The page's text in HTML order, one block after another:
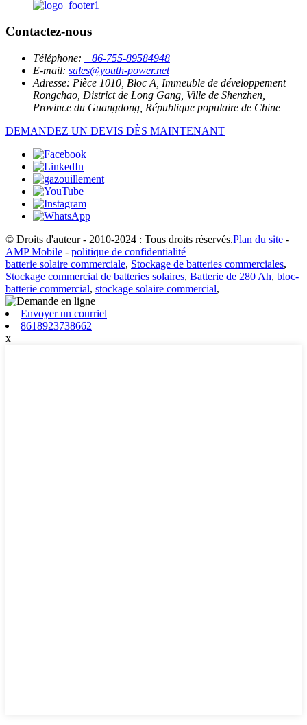
Contactez-nous
Téléphone: +86-755-89584948
E-mail: sales@youth-power.net
Adresse: Pièce 1010, Bloc A, Immeuble de développement
Rongchao, District de Long Gang, Ville de Shenzhen,
Province du Guangdong, République populaire de Chine
DEMANDEZ UN DEVIS DÈS MAINTENANT
© Droits d'auteur - 2010-2024 : Tous droits réservés.Plan du site -
AMP Mobile - politique de confidentialité
batterie solaire commerciale, Stockage de batteries commerciales,
Stockage commercial de batteries solaires, Batterie de 280 Ah, bloc-
batterie commercial, stockage solaire commercial,
Envoyer un courriel
8618923738662
x